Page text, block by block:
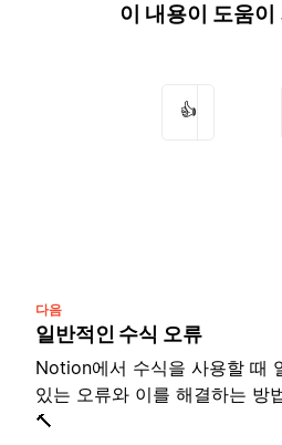
이 내용이 도움
👍
다음
일반적인 수식 오류
Notion에서 수식을 사용할 때
있는 오류와 이를 해결하는 방
🔨